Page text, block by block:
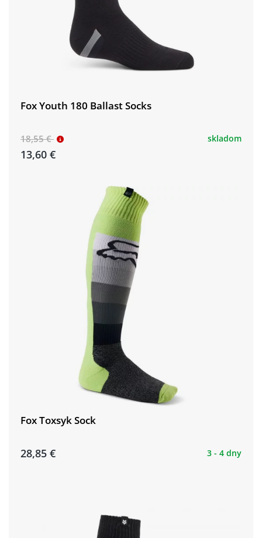
Fox Youth 180 Ballast Socks
18,55 €
13,60 €
skladom
Fox Toxsyk Sock
28,85 € 3 - 4 dny